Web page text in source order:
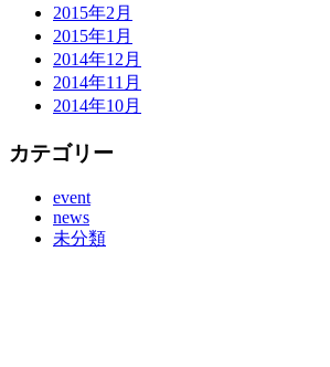
2015年2月
2015年1月
2014年12月
2014年11月
2014年10月
カテゴリー
event
news
未分類